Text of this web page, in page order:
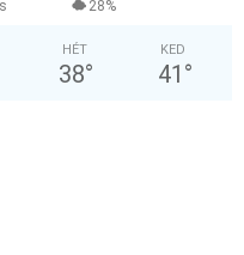
28%
HÉT
38°
KED
41 °